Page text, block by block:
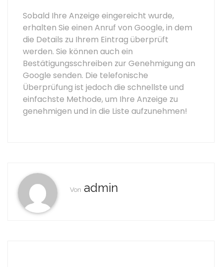
Sobald Ihre Anzeige eingereicht wurde,
erhalten Sie einen Anruf von Google, in dem
die Details zu Ihrem Eintrag überprüft
werden. Sie können auch ein
Bestätigungsschreiben zur Genehmigung an
Google senden. Die telefonische
Überprüfung ist jedoch die schnellste und
einfachste Methode, um Ihre Anzeige zu
genehmigen und in die Liste aufzunehmen!
Von admin